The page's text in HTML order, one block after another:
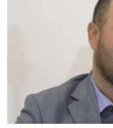
ГУЗОРИШҲОИ РАДИОӢ